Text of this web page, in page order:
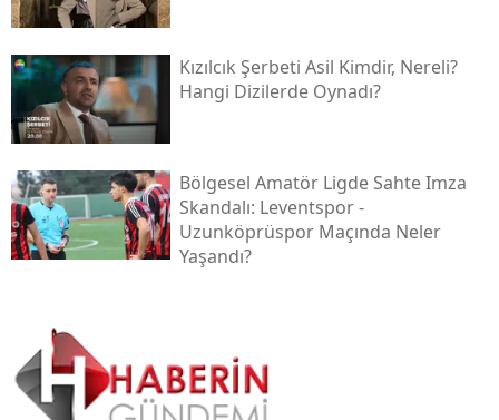
Kızılcık Şerbeti Asil Kimdir, Nereli?
Hangi Dizilerde Oynadı?
Bölgesel Amatör Ligde Sahte Imza
Skandalı: Leventspor -
Uzunköprüspor Maçında Neler
Yaşandı?